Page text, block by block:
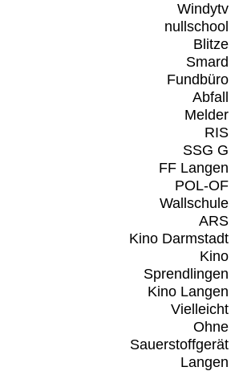
Windytv
nullschool
Blitze
Smard
Fundbüro
Abfall
Melder
RIS
SSG G
FF Langen
POL-OF
Wallschule
ARS
Kino Darmstadt
Kino
Sprendlingen
Kino Langen
Vielleicht
Ohne
Sauerstoffgerät
Langen